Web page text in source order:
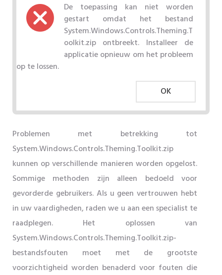
De toepassing kan niet worden
gestart omdat het bestand
System.Windows.Controls.Theming.T
oolkit.zip ontbreekt. Installeer de
applicatie opnieuw om het probleem
op te lossen.
OK
Problemen met betrekking tot
System.Windows.Controls.Theming.Toolkit.zip
kunnen op verschillende manieren worden opgelost.
Sommige methoden zijn alleen bedoeld voor
gevorderde gebruikers. Als u geen vertrouwen hebt
in uw vaardigheden, raden we u aan een specialist te
raadplegen. Het oplossen van
System.Windows.Controls.Theming.Toolkit.zip-
bestandsfouten moet met de grootste
voorzichtigheid worden benaderd voor fouten die